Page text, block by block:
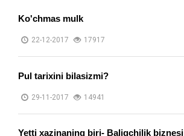
Ko'chmas mulk
22-12-2017 17917
Pul tarixini bilasizmi?
29-11-2017 14941
Yetti xazinaning biri- Baliqchilik biznesi